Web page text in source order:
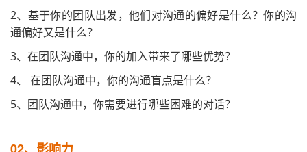
2、基于你的团队出发，他们对沟通的偏好是什么？你的沟
通偏好又是什么？
3、在团队沟通中，你的加入带来了哪些优势？
4、 在团队沟通中，你的沟通盲点是什么？
5、团队沟通中，你需要进行哪些困难的对话？